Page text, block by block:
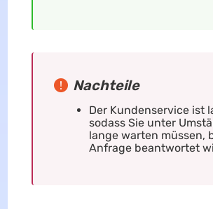
Nachteile
Der Kundenservice ist
sodass Sie unter
lange warten müssen,
Anfrage beantwortet